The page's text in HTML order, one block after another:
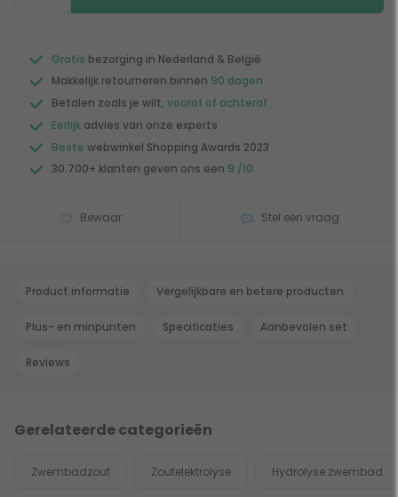
Gratis bezorging in Nederland & België
Makkelijk retourneren binnen 90 dagen
Betalen zoals je wilt, vooraf of achteraf
Eerlijk advies van onze experts
Beste webwinkel Shopping Awards 2023
30.700+ klanten geven ons een 9 /10
Bewaar Stel een vraag
Product informatie Vergelijkbare en betere producten
Plus- en minpunten Specificaties Aanbevolen set
Reviews
Gerelateerde categorieën
Zwembadzout Zoutelektrolyse Hydrolyse zwembad